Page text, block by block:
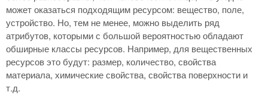
может оказаться подходящим ресурсом: вещество, поле,
устройство. Но, тем не менее, можно выделить ряд
атрибутов, которыми с большой вероятностью обладают
обширные классы ресурсов. Например, для вещественных
ресурсов это будут: размер, количество, свойства
материала, химические свойства, свойства поверхности и
т.д.